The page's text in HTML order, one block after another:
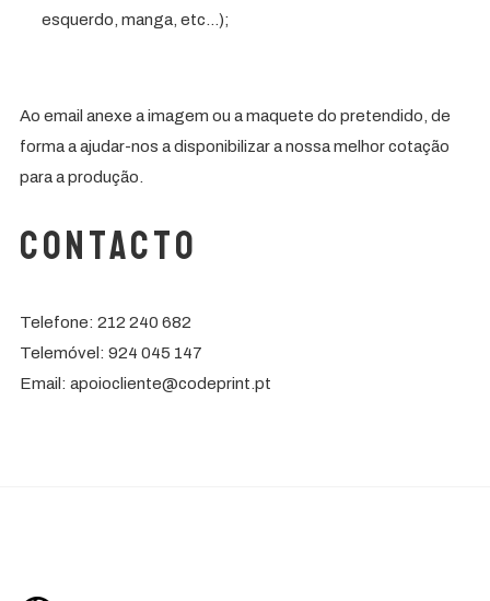
esquerdo, manga, etc…);
Ao email anexe a imagem ou a maquete do pretendido, de
forma a ajudar-nos a disponibilizar a nossa melhor cotação
para a produção.
Contacto
Telefone: 212 240 682
Telemóvel: 924 045 147
Email: apoiocliente@codeprint.pt